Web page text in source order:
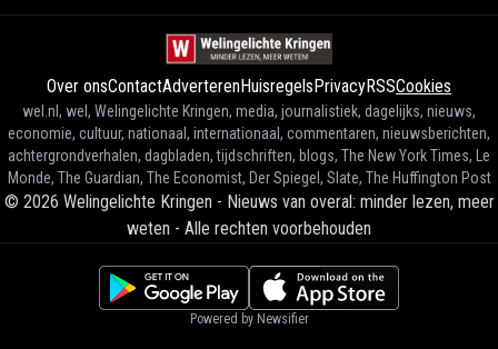
Over onsContactAdverterenHuisregelsPrivacyRSSCookies
wel.nl, wel, Welingelichte Kringen, media, journalistiek, dagelijks, nieuws,
economie, cultuur, nationaal, internationaal, commentaren, nieuwsberichten,
achtergrondverhalen, dagbladen, tijdschriften, blogs, The New York Times, Le
Monde, The Guardian, The Economist, Der Spiegel, Slate, The Huffington Post
© 2026 Welingelichte Kringen - Nieuws van overal: minder lezen, meer
weten - Alle rechten voorbehouden
Powered by Newsifier